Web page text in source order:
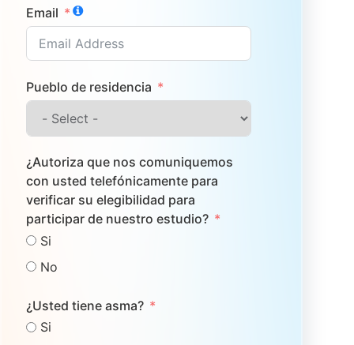
Email
Pueblo de residencia
¿Autoriza que nos comuniquemos
con usted telefónicamente para
verificar su elegibilidad para
participar de nuestro estudio?
Si
No
¿Usted tiene asma?
Si